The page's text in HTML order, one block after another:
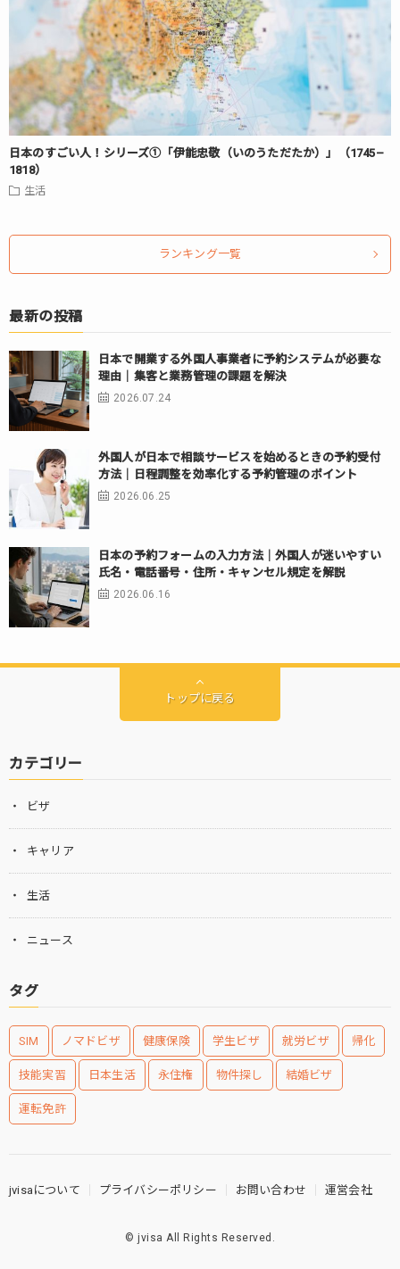
日本のすごい人！シリーズ①「伊能忠敬（いのうただたか）」（1745–
1818）
生活
ランキング一覧
最新の投稿
日本で開業する外国人事業者に予約システムが必要な
理由｜集客と業務管理の課題を解決
2026.07.24
外国人が日本で相談サービスを始めるときの予約受付
方法｜日程調整を効率化する予約管理のポイント
2026.06.25
日本の予約フォームの入力方法｜外国人が迷いやすい
氏名・電話番号・住所・キャンセル規定を解説
2026.06.16
トップに戻る
カテゴリー
ビザ
キャリア
生活
ニュース
タグ
SIM ノマドビザ 健康保険 学生ビザ 就労ビザ 帰化
技能実習 日本生活 永住権 物件探し 結婚ビザ
運転免許
jvisaについて プライバシーポリシー お問い合わせ 運営会社
© jvisa All Rights Reserved.